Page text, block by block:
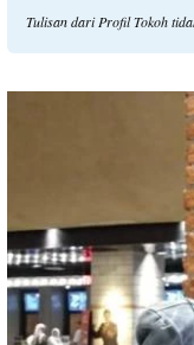
Tulisan dari Profil Tokoh